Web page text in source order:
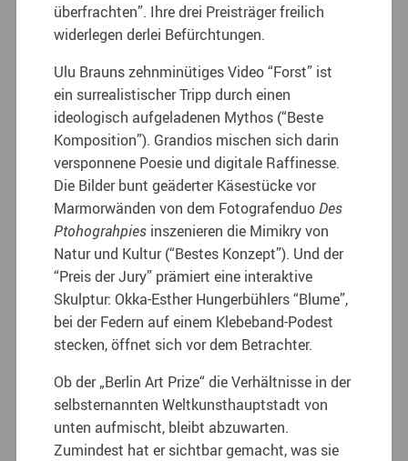
überfrachten”. Ihre drei Preisträger freilich
widerlegen derlei Befürchtungen.
Ulu Brauns zehnminütiges Video “Forst” ist
ein surrealistischer Tripp durch einen
ideologisch aufgeladenen Mythos (“Beste
Komposition”). Grandios mischen sich darin
versponnene Poesie und digitale Raffinesse.
Die Bilder bunt geäderter Käsestücke vor
Marmorwänden von dem FotografenduoDes
Ptohograhpies inszenieren die Mimikry von
Natur und Kultur (“Bestes Konzept”). Und der
“Preis der Jury” prämiert eine interaktive
Skulptur: Okka-Esther Hungerbühlers “Blume”,
bei der Federn auf einem Klebeband-Podest
stecken, öffnet sich vor dem Betrachter.
Ob der „Berlin Art Prize“ die Verhältnisse in der
selbsternannten Weltkunsthauptstadt von
unten aufmischt, bleibt abzuwarten.
Zumindest hat er sichtbar gemacht, was sie